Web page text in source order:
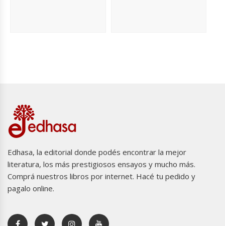
Edhasa, la editorial donde podés encontrar la mejor
literatura, los más prestigiosos ensayos y mucho más.
Comprá nuestros libros por internet. Hacé tu pedido y
pagalo online.